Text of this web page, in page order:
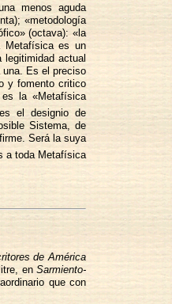
menos aguda
«metodología
(octava): «la
Metafísica es un
actual
una. Es el preciso
y fomento critico
la «Metafísica
el designio de
Sistema, de
Será la suya
a toda Metafísica
de América
en Sarmiento-
que con